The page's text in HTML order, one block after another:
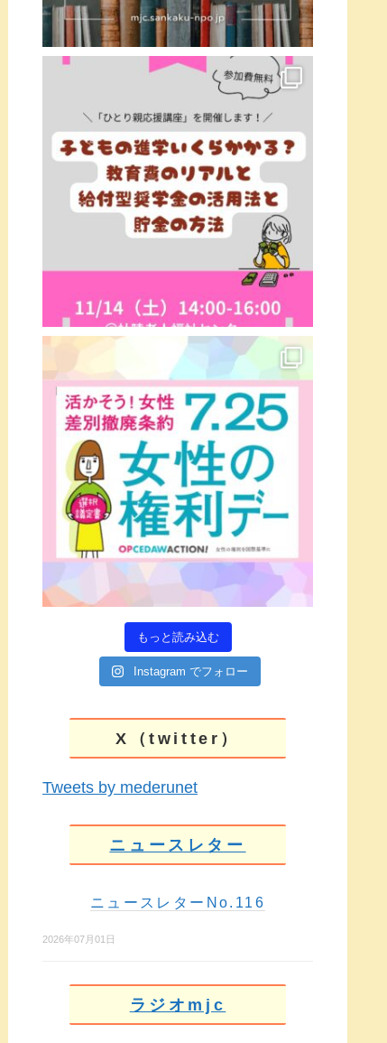
もっと読み込む
Instagram でフォロー
X（twitter）
Tweets by mederunet
ニュースレター
ニュースレターNo.116
2026年07月01日
ラジオmjc